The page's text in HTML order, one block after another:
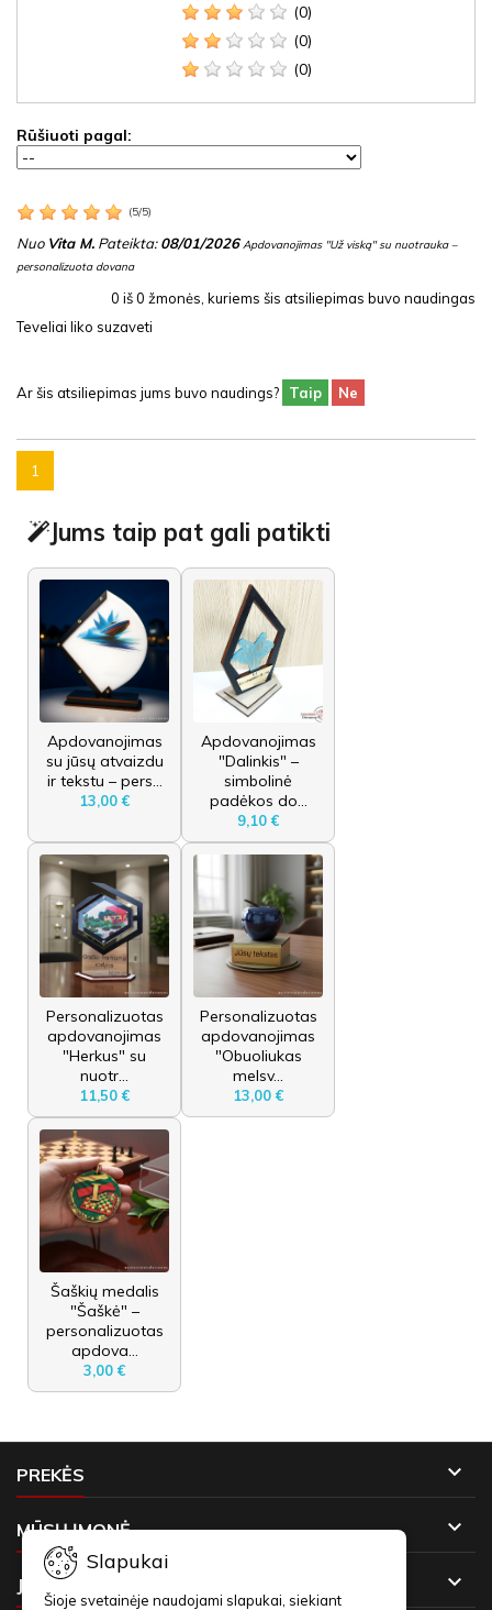
(0)
(0)
(0)
Rūšiuoti pagal:
(5/5)
Nuo Vita M. Pateikta:08/01/2026 Apdovanojimas "Už viską" su nuotrauka –
personalizuota dovana
0 iš0 žmonės, kuriems šis atsiliepimas buvo naudingas
Teveliai liko suzaveti
Ar šis atsiliepimas jums buvo naudings? Taip Ne
1
Jums taip pat gali patikti
Apdovanojimas
su jūsų atvaizdu
ir tekstu – pers...
13,00 €
Apdovanojimas
"Dalinkis" –
simbolinė
padėkos do...
9,10 €
Personalizuotas
apdovanojimas
"Herkus" su
nuotr...
11,50 €
Personalizuotas
apdovanojimas
"Obuoliukas
melsv...
13,00 €
Šaškių medalis
"Šaškė" –
personalizuotas
apdova...
3,00 €
PREKĖS 
MŪSŲ ĮMONĖ 
JŪSŲ PASKYRA 
Slapukai
Šioje svetainėje naudojami slapukai, siekiant